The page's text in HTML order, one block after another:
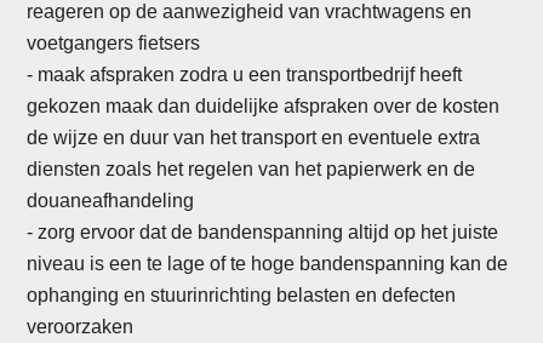
reageren op de aanwezigheid van vrachtwagens en
voetgangers fietsers
- maak afspraken zodra u een transportbedrijf heeft
gekozen maak dan duidelijke afspraken over de kosten
de wijze en duur van het transport en eventuele extra
diensten zoals het regelen van het papierwerk en de
douaneafhandeling
-zorg ervoor dat de bandenspanning altijd op het juiste
niveau is een te lage of te hoge bandenspanning kan de
ophanging en stuurinrichting belasten en defecten
veroorzaken